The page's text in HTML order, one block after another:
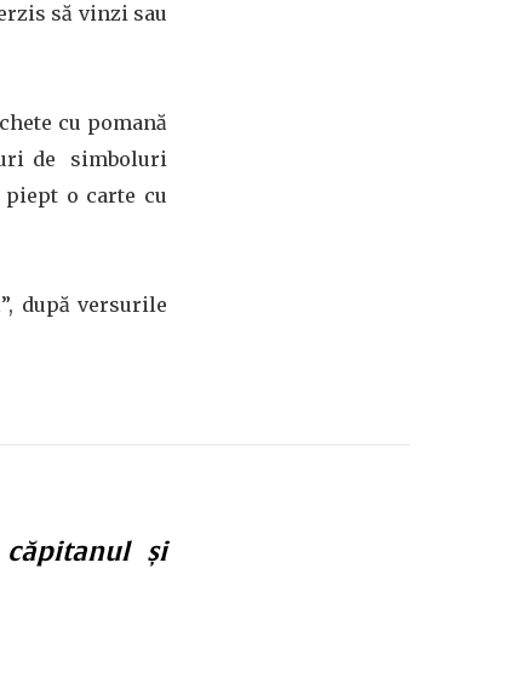
să vinzi sau
cu pomană
de simboluri
o carte cu
după versurile
și